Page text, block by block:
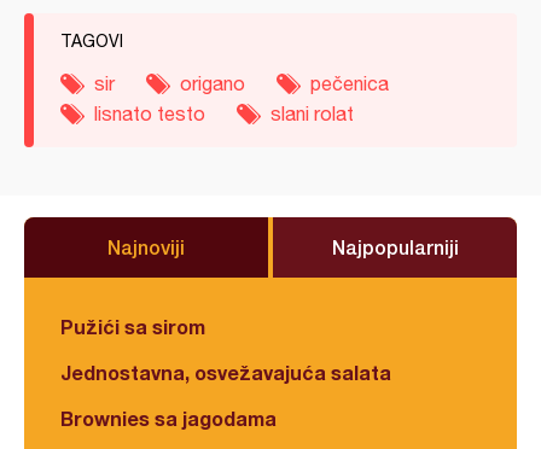
TAGOVI
sir origano
pečenica
lisnato testo
slani rolat
Najnoviji Najpopularniji
Pužići sa sirom
Jednostavna, osvežavajuća salata
Brownies sa jagodama